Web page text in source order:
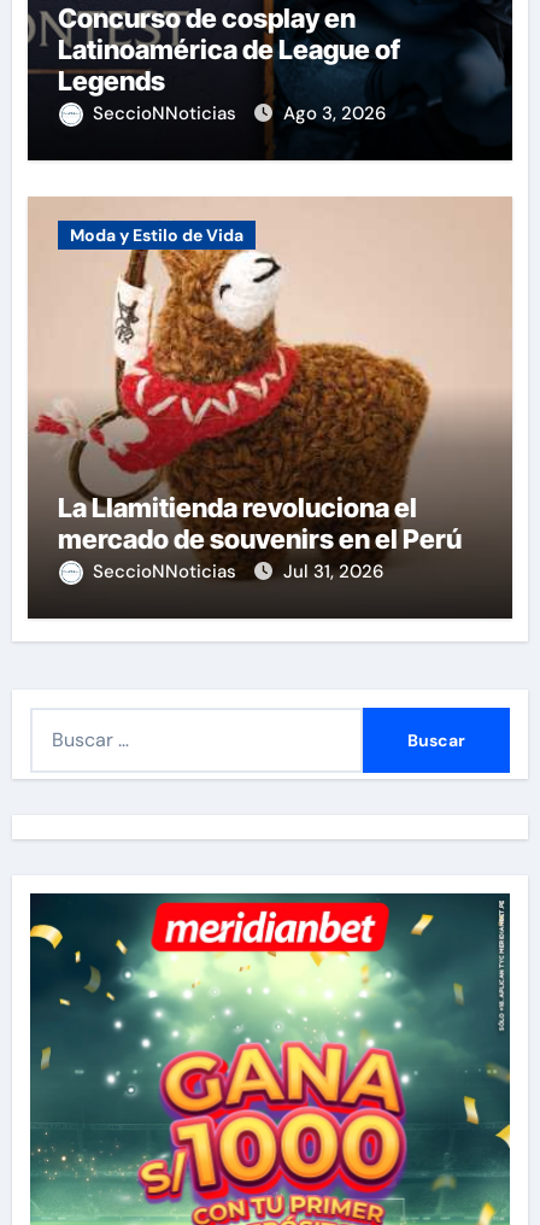
Concurso de cosplay en
Latinoamérica de League of
Legends
SeccioNNoticias Ago 3, 2026
Moda y Estilo de Vida
La Llamitienda revoluciona el
mercado de souvenirs en el Perú
SeccioNNoticias Jul 31, 2026
r
: